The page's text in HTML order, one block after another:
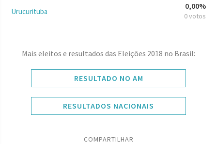
Urucurituba
0,00%
0 votos
Mais eleitos e resultados das Eleições 2018 no Brasil:
RESULTADO NO AM
RESULTADOS NACIONAIS
COMPARTILHAR